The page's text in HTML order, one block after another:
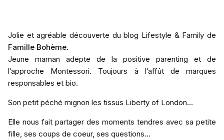
Jolie et agréable découverte du blog Lifestyle & Family de
Famille Bohème.
Jeune maman adepte de la positive parenting et de
l’approche Montessori. Toujours à l’affût de marques
responsables et bio.
Son petit péché mignon les tissus Liberty of London…
Elle nous fait partager des moments tendres avec sa petite
fille, ses coups de coeur, ses questions…